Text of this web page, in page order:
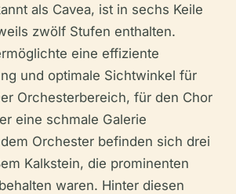
als Cavea, ist in sechs Keile
zwölf Stufen enthalten.
eine effiziente
und optimale Sichtwinkel für
Orchesterbereich, für den Chor
eine schmale Galerie
Orchester befinden sich drei
Kalkstein, die prominenten
waren. Hinter diesen